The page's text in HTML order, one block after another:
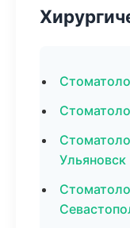
Ульяновск